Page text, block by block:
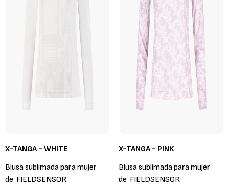
X-TANGA - WHITE
Blusa sublimada para mujer
de FIELDSENSOR
X-TANGA - PINK
Blusa sublimada para mujer
de FIELDSENSOR